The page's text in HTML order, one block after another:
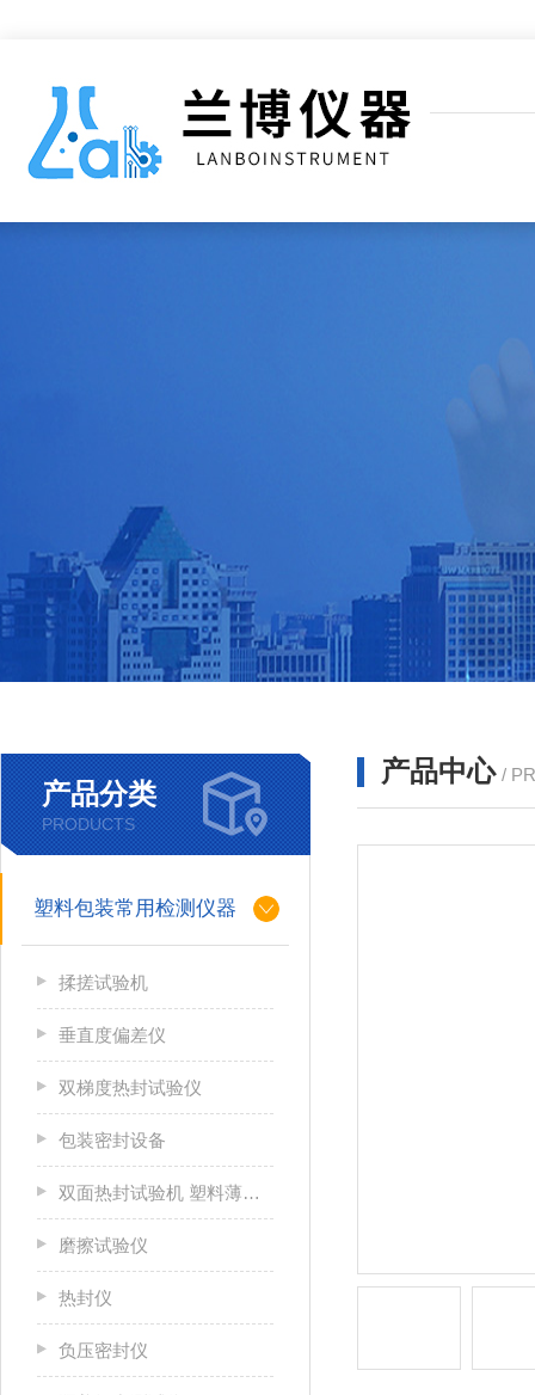
产品分类
PRODUCTS
塑料包装常用检测仪器
揉搓试验机
垂直度偏差仪
双梯度热封试验仪
包装密封设备
双面热封试验机 塑料薄膜热封试验仪
磨擦试验仪
热封仪
负压密封仪
产品中心 /